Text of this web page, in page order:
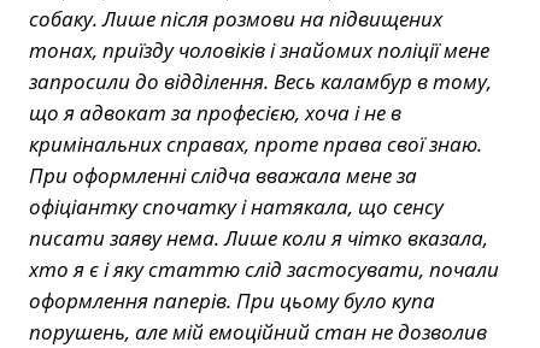
собаку. Лише після розмови на підвищених
тонах, приїзду чоловіків і знайомих поліції мене
запросили до відділення. Весь каламбур в тому,
що я адвокат за професією, хоча і не в
кримінальних справах, проте права свої знаю.
При оформленні слідча вважала мене за
офіціантку спочатку і натякала, що сенсу
писати заяву нема. Лише коли я чітко вказала,
хто я є і яку статтю слід застосувати, почали
оформлення паперів. При цьому було купа
порушень, але мій емоційний стан не дозволив